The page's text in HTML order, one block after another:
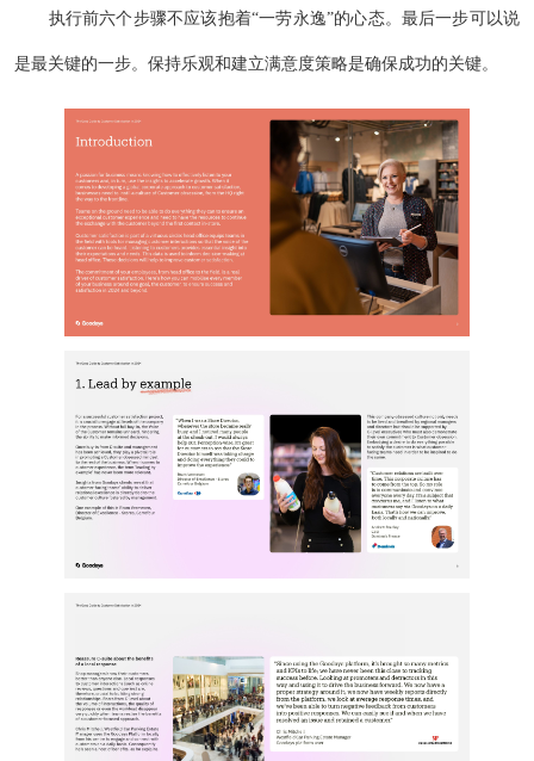
执行前六个步骤不应该抱着“一劳永逸”的心态。最后一步可以说
是最关键的一步。保持乐观和建立满意度策略是确保成功的关键。